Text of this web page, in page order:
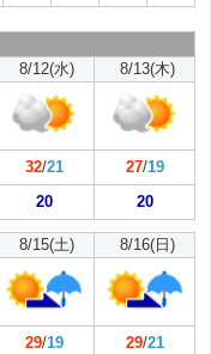
8/12(水) 8/13(木)
32/21 27/19
20 20
8/15(土) 8/16(日)
29/19 29/21